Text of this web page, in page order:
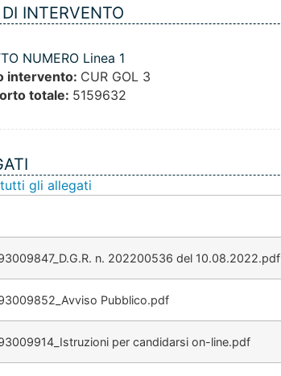
INTERVENTO
NUMERO Linea 1
intervento: CUR GOL 3
totale: 5159632
gli allegati
n. 202200536 del 10.08.2022.pdf
Pubblico.pdf
per candidarsi on-line.pdf